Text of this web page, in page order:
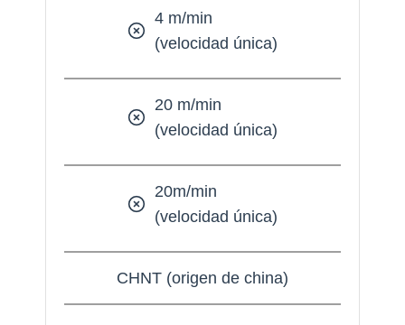
4 m/min
(velocidad única)
20 m/min
(velocidad única)
20m/min
(velocidad única)
CHNT (origen de china)